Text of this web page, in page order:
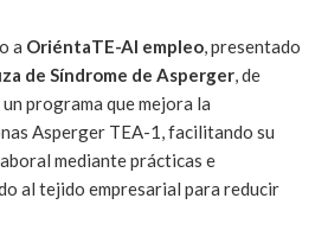
a OriéntaTE-Al empleo, presentado
de Síndrome de Asperger, de
programa que mejora la
Asperger TEA-1, facilitando su
mediante prácticas e
al tejido empresarial para reducir